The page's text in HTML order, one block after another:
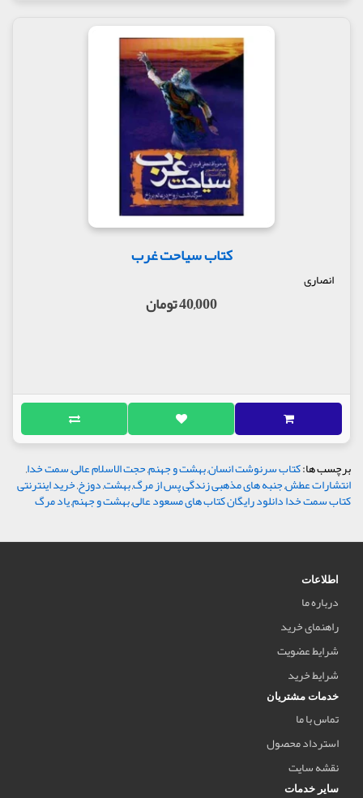
کتاب سیاحت غرب
انصاری
40,000 تومان
برچسب ها:کتاب سرنوشت انسان,بهشت و جهنم,حجت الاسلام عالی,سمت خدا,
انتشارات عطش,جنبه های مذهبی زندگی پس از مرگ,بهشت,دوزخ,خرید اینترنتی
کتاب سمت خدا دانلود رایگان کتاب های مسعود عالی,بهشت و جهنم,یاد مرگ
اطلاعات
درباره ما
راهنمای خرید
شرایط عضویت
شرایط خرید
خدمات مشتریان
تماس با ما
استرداد محصول
نقشه سایت
سایر خدمات